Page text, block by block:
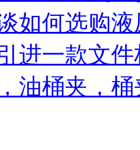
谈如何选购
进一款文
油桶夹，